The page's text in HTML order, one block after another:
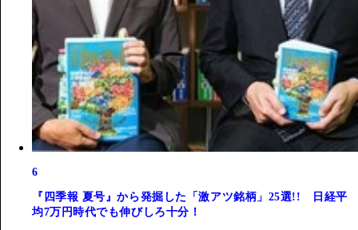
6
『四季報 夏号』から発掘した「激アツ銘柄」25選!! 日経平
均7万円時代でも伸びしろ十分！